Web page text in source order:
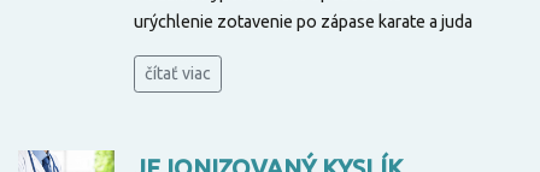
urýchlenie zotavenie po zápase karate a juda
čítať viac